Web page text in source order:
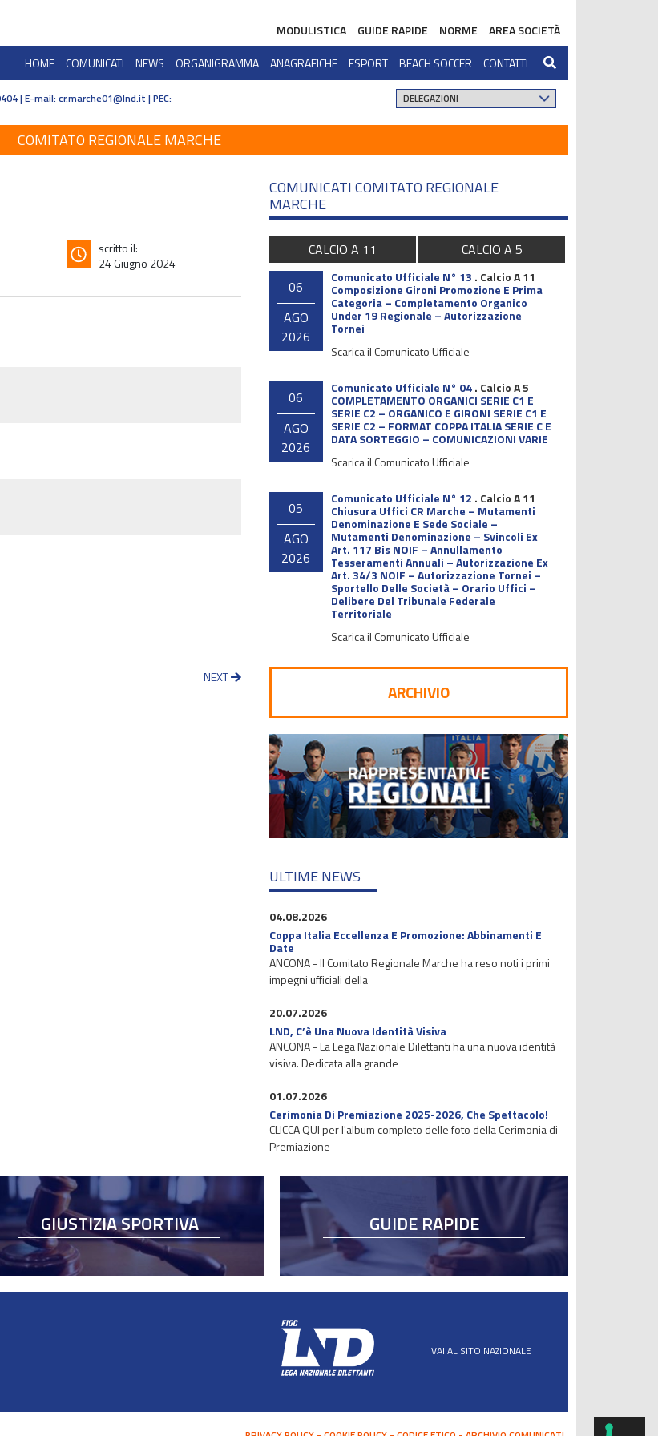
MODULISTICA GUIDE RAPIDE NORME
AREA SOCIETÀ
HOME
COMUNICATI NEWS ORGANIGRAMMA ANAGRAFICHE ESPORT BEACH SOCCER CONTATTI
| E-mail: cr.marche01@lnd.it | PEC:
COMITATO REGIONALE MARCHE
scritto il:
24 Giugno 2024
NEXT
COMUNICATI COMITATO REGIONALE
MARCHE
CALCIO A 11
CALCIO A 5
06
AGO
2026
Comunicato Ufficiale N° 13 . Calcio A 11
Composizione Gironi Promozione E Prima
Categoria – Completamento Organico
Under 19 Regionale – Autorizzazione
Tornei
Scarica il Comunicato Ufficiale
06
AGO
2026
Comunicato Ufficiale N° 04. Calcio A 5
COMPLETAMENTO ORGANICI SERIE C1 E
SERIE C2 – ORGANICO E GIRONI SERIE C1 E
SERIE C2 – FORMAT COPPA ITALIA SERIE C E
DATA SORTEGGIO – COMUNICAZIONI VARIE
Scarica il Comunicato Ufficiale
05
AGO
2026
Comunicato Ufficiale N° 12 . Calcio A 11
Chiusura Uffici CR Marche – Mutamenti
Denominazione E Sede Sociale –
Mutamenti Denominazione – Svincoli Ex
Art. 117 Bis NOIF – Annullamento
Tesseramenti Annuali – Autorizzazione Ex
Art. 34/3 NOIF – Autorizzazione Tornei –
Sportello Delle Società – Orario Uffici –
Delibere Del Tribunale Federale
Territoriale
Scarica il Comunicato Ufficiale
ARCHIVIO
ULTIME NEWS
04.08.2026
Coppa Italia Eccellenza E Promozione: Abbinamenti E
Date
ANCONA - Il Comitato Regionale Marche ha reso noti i primi
impegni ufficiali della
20.07.2026
LND, C’è Una Nuova Identità Visiva
ANCONA - La Lega Nazionale Dilettanti ha una nuova identità
visiva. Dedicata alla grande
01.07.2026
Cerimonia Di Premiazione 2025-2026, Che Spettacolo!
CLICCA QUI per l'album completo delle foto della Cerimonia di
Premiazione
GIUSTIZIA SPORTIVA GUIDE RAPIDE
VAI AL SITO NAZIONALE